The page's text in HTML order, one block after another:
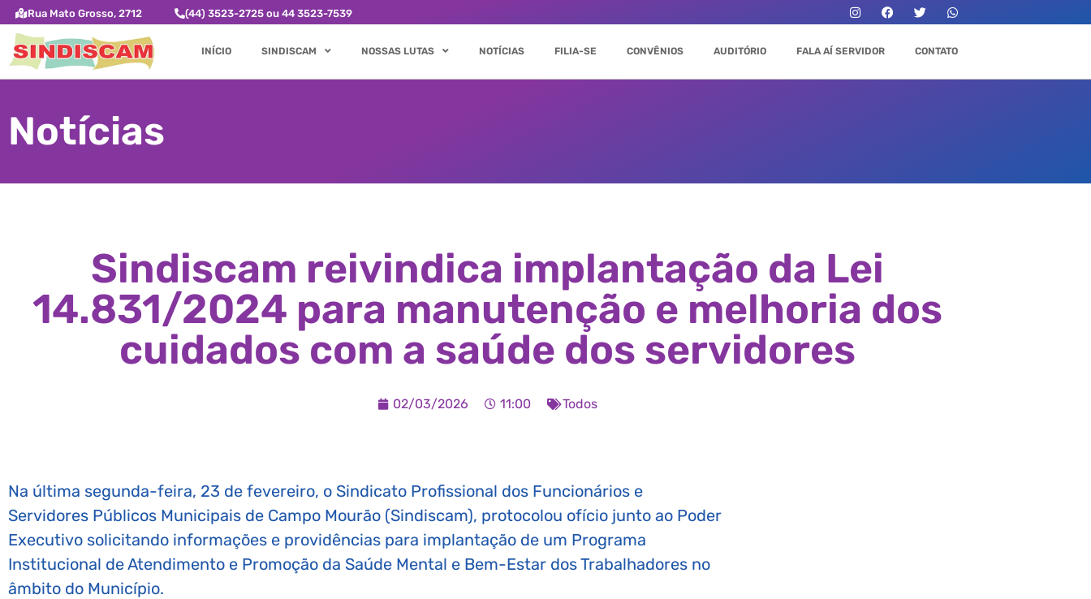
Rua Mato Grosso, 2712 (44) 3523-2725 ou 44 3523-7539
INÍCIO SINDISCAM NOSSAS LUTAS NOTÍCIAS FILIA-SE CONVÊNIOS AUDITÓRIO FALA AÍ SERVIDOR CONTATO
Notícias
Sindiscam reivindica implantação da Lei
14.831/2024 para manutenção e melhoria dos
cuidados com a saúde dos servidores
02/03/2026 11:00 Todos
Na última segunda-feira, 23 de fevereiro, o Sindicato Profissional dos Funcionários e
Servidores Públicos Municipais de Campo Mourão (Sindiscam), protocolou ofício junto ao Poder
Executivo solicitando informações e providências para implantação de um Programa
Institucional de Atendimento e Promoção da Saúde Mental e Bem-Estar dos Trabalhadores no
âmbito do Município.